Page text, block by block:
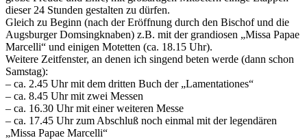
dieser 24 Stunden gestalten zu dürfen.
Gleich zu Beginn (nach der Eröffnung durch den Bischof und die
Augsburger Domsingknaben) z.B. mit der grandiosen „Missa Papae
Marcelli“ und einigen Motetten (ca. 18.15 Uhr).
Weitere Zeitfenster, an denen ich singend beten werde (dann schon
Samstag):
– ca. 2.45 Uhr mit dem dritten Buch der „Lamentationes“
– ca. 8.45 Uhr mit zwei Messen
– ca. 16.30 Uhr mit einer weiteren Messe
– ca. 17.45 Uhr zum Abschluß noch einmal mit der legendären
„Missa Papae Marcelli“